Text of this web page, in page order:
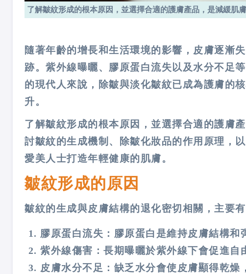
了解皺紋形成的根本原因，並選擇合適的護膚產品，是減緩肌膚
隨著年齡的增長和生活環境的影響，皮膚逐漸
跡。紫外線曝曬、膠原蛋白流失以及水分不足
的現代人來說，除皺與淡化皺紋已成為護膚的
升。
了解皺紋形成的根本原因，並選擇合適的護膚
討皺紋的生成機制、除皺化妝品的作用原理，
愛美人士打造年輕健康的肌膚。
皺紋形成的原因
皺紋的生成與皮膚結構的退化密切相關 ，主要
膠原蛋白流失：膠原蛋白是維持皮膚結構和
紫外線傷害：長期曝曬於紫外線下會促進自
皮膚水分不足：缺乏水分會使皮膚顯得乾燥